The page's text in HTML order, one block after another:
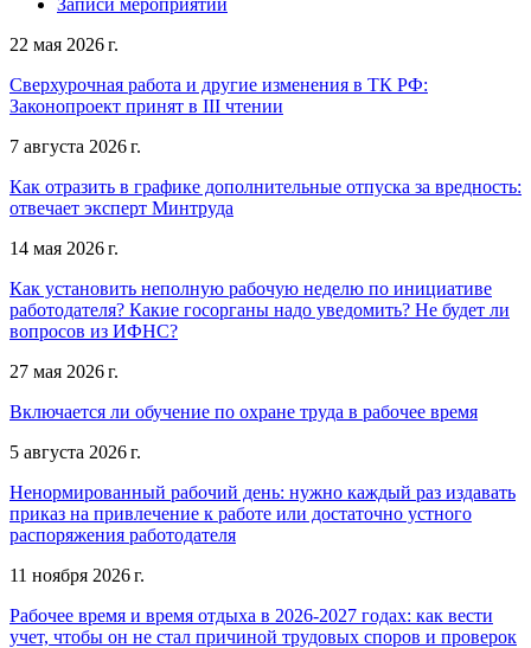
22 мая 2026 г.
Сверхурочная работа и другие изменения в ТК РФ:
Законопроект принят в III чтении
7 августа 2026 г.
Как отразить в графике дополнительные отпуска за вредность:
отвечает эксперт Минтруда
14 мая 2026 г.
Как установить неполную рабочую неделю по инициативе
работодателя? Какие госорганы надо уведомить? Не будет ли
вопросов из ИФНС?
27 мая 2026 г.
Включается ли обучение по охране труда в рабочее время
5 августа 2026 г.
Ненормированный рабочий день: нужно каждый раз издавать
приказ на привлечение к работе или достаточно устного
распоряжения работодателя
11 ноября 2026 г.
Рабочее время и время отдыха в 2026-2027 годах: как вести
учет, чтобы он не стал причиной трудовых споров и проверок